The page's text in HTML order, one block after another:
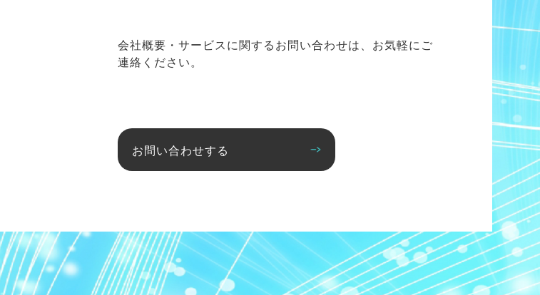
会社概要・サービスに関するお問い合わせは、お気軽にご
連絡ください。
お問い合わせする